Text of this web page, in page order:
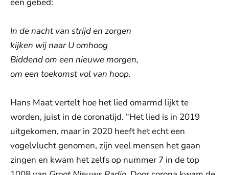
In de nacht van strijd en zorgen
kijken wij naar U omhoog
Biddend om een nieuwe morgen,
om een toekomst vol van hoop.
Hans Maat vertelt hoe het lied omarmd lijkt te
worden, juist in de coronatijd. “Het lied is in 2019
uitgekomen, maar in 2020 heeft het echt een
vogelvlucht genomen, zijn veel mensen het gaan
zingen en kwam het zelfs op nummer 7 in de top